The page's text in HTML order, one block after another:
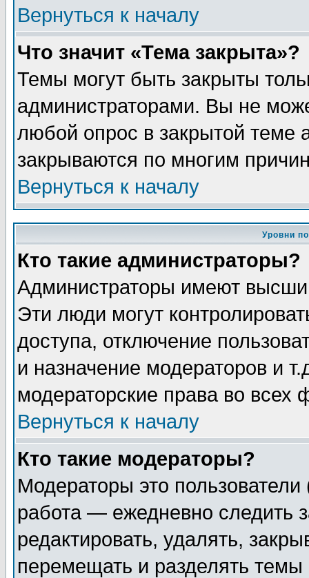
Вернуться к началу
Что значит «Тема закрыта»?
Темы могут быть закрыты
администраторами. Вы не
любой опрос в закрытой теме
закрываются по многим
Вернуться к началу
Уровни
Кто такие администраторы?
Администраторы имеют
Эти люди могут
доступа, отключение
и назначение модераторов и
модераторские права во всех
Вернуться к началу
Кто такие модераторы?
Модераторы это
работа — ежедневно следить
редактировать, удалять,
перемещать и разделять